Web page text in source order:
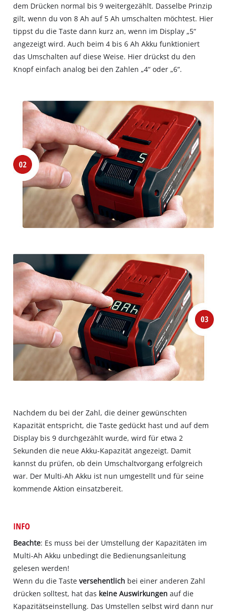
dem Drücken normal bis 9 weitergezählt. Dasselbe Prinzip
gilt, wenn du von 8 Ah auf 5 Ah umschalten möchtest. Hier
tippst du die Taste dann kurz an, wenn im Display „5“
angezeigt wird. Auch beim 4 bis 6 Ah Akku funktioniert
das Umschalten auf diese Weise. Hier drückst du den
Knopf einfach analog bei den Zahlen „4“ oder „6“.
Nachdem du bei der Zahl, die deiner gewünschten
Kapazität entspricht, die Taste gedückt hast und auf dem
Display bis 9 durchgezählt wurde, wird für etwa 2
Sekunden die neue Akku-Kapazität angezeigt. Damit
kannst du prüfen, ob dein Umschaltvorgang erfolgreich
war. Der Multi-Ah Akku ist nun umgestellt und für seine
kommende Aktion einsatzbereit.
INFO
Beachte: Es muss bei der Umstellung der Kapazitäten im
Multi-Ah Akku unbedingt die Bedienungsanleitung
gelesen werden!
Wenn du die Tasteversehentlich bei einer anderen Zahl
drücken solltest, hat das keine Auswirkungen auf die
Kapazitätseinstellung. Das Umstellen selbst wird dann nur